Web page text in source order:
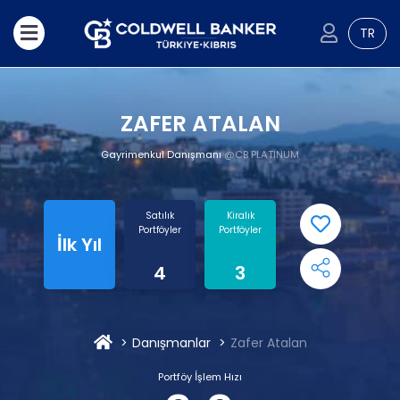
TR
ZAFER ATALAN
Gayrimenkul Danışmanı@CB PLATINUM
İlk Yıl
Satılık
Portföyler
4
Kiralık
Portföyler
3
Danışmanlar Zafer Atalan
Portföy İşlem Hızı